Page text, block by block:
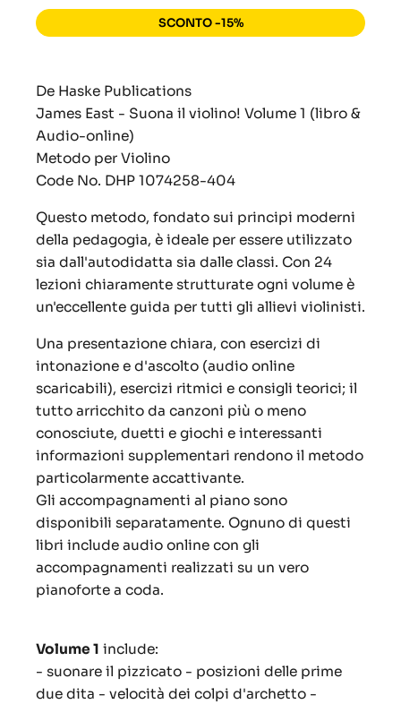
SCONTO -15%
De Haske Publications
James East - Suona il violino! Volume 1 (libro &
Audio-online)
Metodo per Violino
Code No. DHP 1074258-404
Questo metodo, fondato sui principi moderni
della pedagogia, è ideale per essere utilizzato
sia dall'autodidatta sia dalle classi. Con 24
lezioni chiaramente strutturate ogni volume è
un'eccellente guida per tutti gli allievi violinisti.
Una presentazione chiara, con esercizi di
intonazione e d'ascolto (audio online
scaricabili), esercizi ritmici e consigli teorici; il
tutto arricchito da canzoni più o meno
conosciute, duetti e giochi e interessanti
informazioni supplementari rendono il metodo
particolarmente accattivante.
Gli accompagnamenti al piano sono
disponibili separatamente. Ognuno di questi
libri include audio online con gli
accompagnamenti realizzati su un vero
pianoforte a coda.
Volume 1 include:
- suonare il pizzicato - posizioni delle prime
due dita - velocità dei colpi d'archetto -